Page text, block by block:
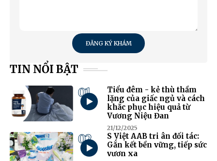
ĐĂNG KÝ KHÁM
TIN NỔI BẬT
01
Tiểu đêm - kẻ thù thầm
lặng của giấc ngủ và cách
khắc phục hiệu quả từ
Vương Niệu Đan
21/12/2025
02
S Việt AAB tri ân đối tác:
Gắn kết bền vững, tiếp sức
vươn xa